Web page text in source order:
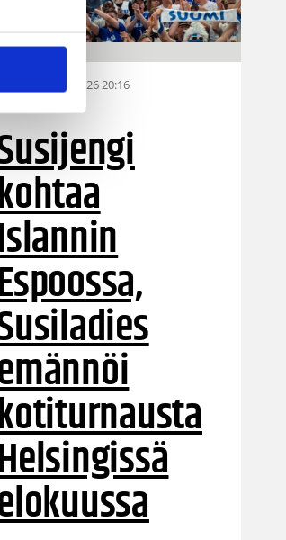
23.07.2026 20:16